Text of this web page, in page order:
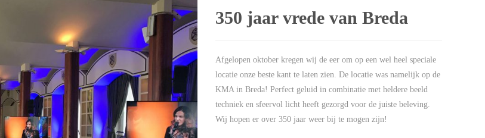
350 jaar vrede van Breda
Afgelopen oktober kregen wij de eer om op een wel heel speciale
locatie onze beste kant te laten zien. De locatie was namelijk op de
KMA in Breda! Perfect geluid in combinatie met heldere beeld
techniek en sfeervol licht heeft gezorgd voor de juiste beleving.
Wij hopen er over 350 jaar weer bij te mogen zijn!